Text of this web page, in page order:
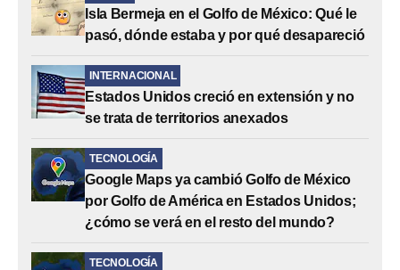
Isla Bermeja en el Golfo de México: Qué le
pasó, dónde estaba y por qué desapareció
INTERNACIONAL
Estados Unidos creció en extensión y no
se trata de territorios anexados
TECNOLOGÍA
Google Maps ya cambió Golfo de México
por Golfo de América en Estados Unidos;
¿cómo se verá en el resto del mundo?
TECNOLOGÍA